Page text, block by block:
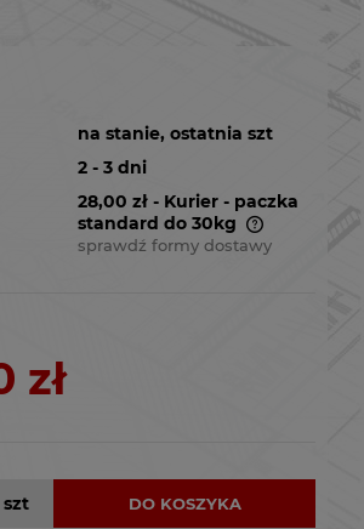
na stanie, ostatnia szt
2 - 3 dni
28,00 zł - Kurier - paczka
standard do 30kg
sprawdź formy dostawy
zł
szt DO KOSZYKA